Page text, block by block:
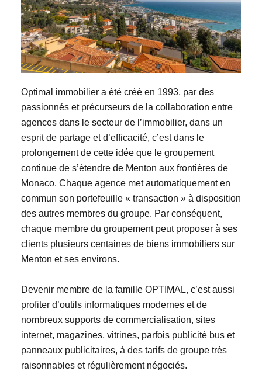
Optimal immobilier a été créé en 1993, par des
passionnés et précurseurs de la collaboration entre
agences dans le secteur de l’immobilier, dans un
esprit de partage et d’efficacité, c’est dans le
prolongement de cette idée que le groupement
continue de s’étendre de Menton aux frontières de
Monaco. Chaque agence met automatiquement en
commun son portefeuille « transaction » à disposition
des autres membres du groupe. Par conséquent,
chaque membre du groupement peut proposer à ses
clients plusieurs centaines de biens immobiliers sur
Menton et ses environs.
Devenir membre de la famille OPTIMAL, c’est aussi
profiter d’outils informatiques modernes et de
nombreux supports de commercialisation, sites
internet, magazines, vitrines, parfois publicité bus et
panneaux publicitaires, à des tarifs de groupe très
raisonnables et régulièrement négociés.